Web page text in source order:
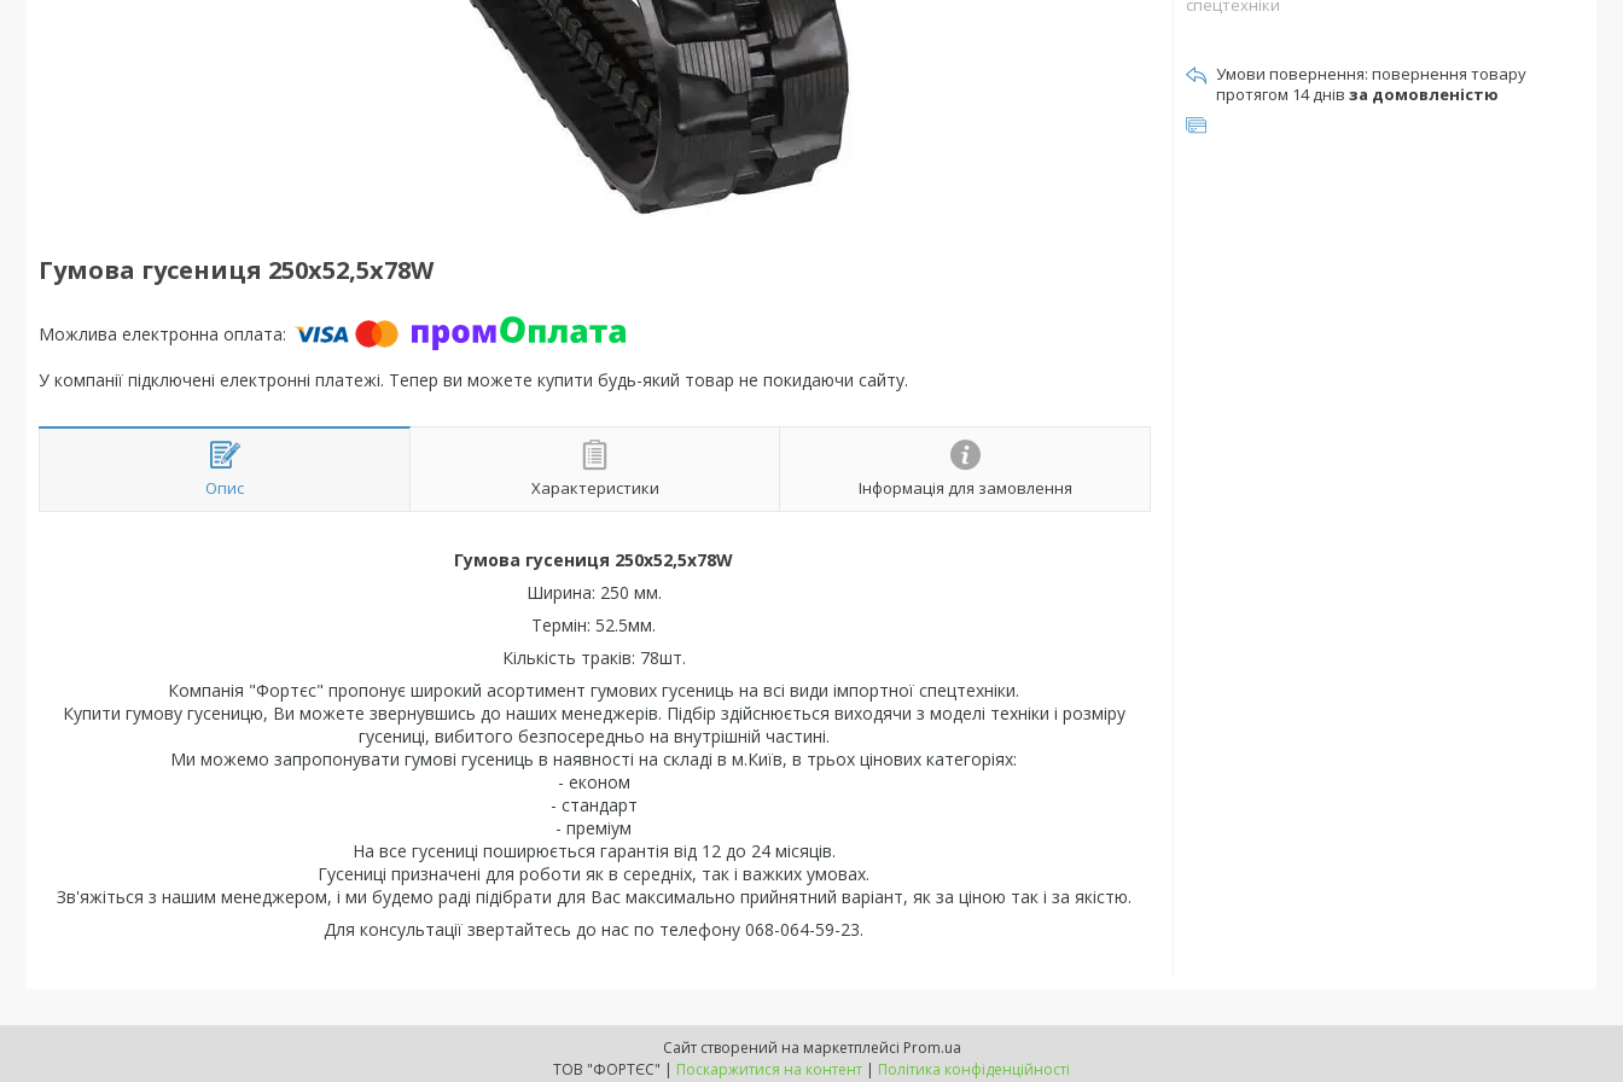
Гумова гусениця 250х52,5х78W
У компанії підключені електронні платежі. Тепер ви можете купити будь-який товар не покидаючи сайту.
Опис Характеристики Інформація для замовлення
Гумова гусениця 250х52,5х78W
Ширина: 250 мм.
Термін: 52.5мм.
Кількість траків: 78шт.
Компанія "Фортєс" пропонує широкий асортимент гумових гусениць на всі види імпортної спецтехніки.
Купити гумову гусеницю, Ви можете звернувшись до наших менеджерів. Підбір здійснюється виходячи з моделі техніки і розміру
гусениці, вибитого безпосередньо на внутрішній частині.
Ми можемо запропонувати гумові гусениць в наявності на складі в м.Київ, в трьох цінових категоріях:
- економ
- стандарт
- преміум
На все гусениці поширюється гарантія від 12 до 24 місяців.
Гусениці призначені для роботи як в середніх, так і важких умовах.
Зв'яжіться з нашим менеджером, і ми будемо раді підібрати для Вас максимально прийнятний варіант, як за ціною так і за якістю.
Для консультації звертайтесь до нас по телефону 068-064-59-23.
спецтехніки
повернення товару
протягом 14 днів за домовленістю
Сайт створений на маркетплейсі Prom.ua
ТОВ "ФОРТЄС" | Поскаржитися на контент | Політика конфіденційності